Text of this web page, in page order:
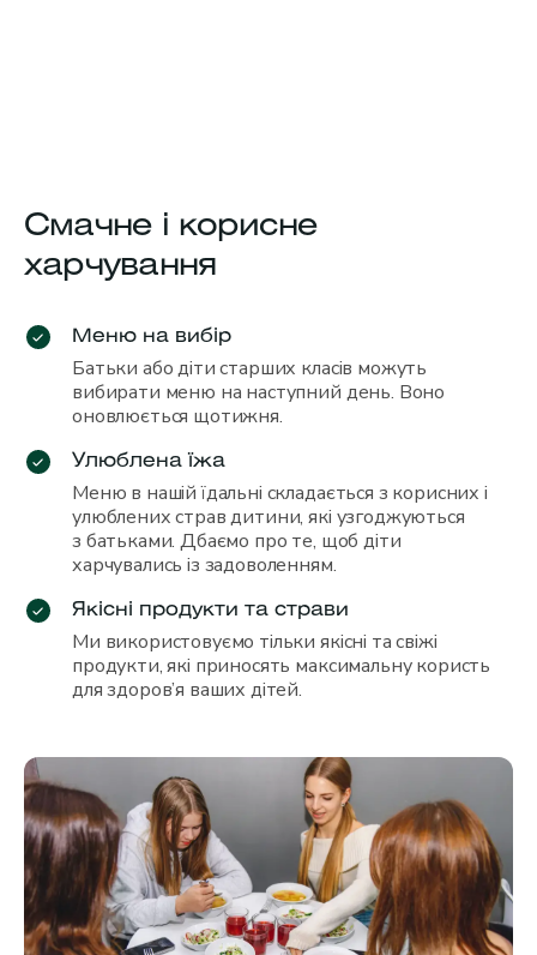
Смачне і корисне
харчування
Меню на вибір
Батьки або діти старших класів можуть
вибирати меню на наступний день. Воно
оновлюється щотижня.
Улюблена їжа
Меню в нашій їдальні складається з корисних і
улюблених страв дитини, які узгоджуються
з батьками. Дбаємо про те, щоб діти
харчувались із задоволенням.
Якісні продукти та страви
Ми використовуємо тільки якісні та свіжі
продукти, які приносять максимальну користь
для здоров’я ваших дітей.